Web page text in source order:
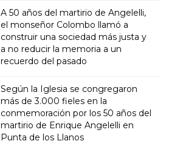
A 50 años del martirio de Angelelli,
el monseñor Colombo llamó a
construir una sociedad más justa y
a no reducir la memoria a un
recuerdo del pasado
Según la Iglesia se congregaron
más de 3.000 fieles en la
conmemoración por los 50 años del
martirio de Enrique Angelelli en
Punta de los Llanos